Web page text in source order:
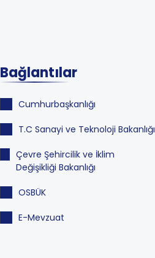
Bağlantılar
Cumhurbaşkanlığı
T.C Sanayi ve Teknoloji Bakanlığı
Çevre Şehircilik ve İklim
Değişikliği Bakanlığı
OSBÜK
E-Mevzuat